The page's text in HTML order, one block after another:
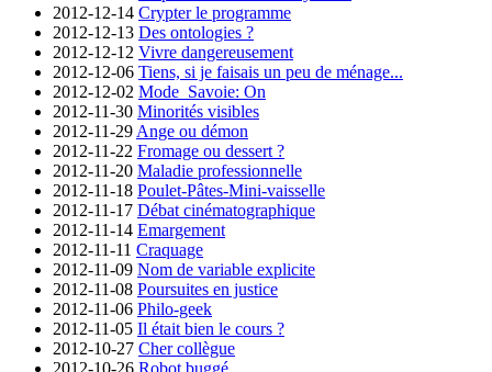
2012-12-14 Crypter le programme
2012-12-13 Des ontologies ?
2012-12-12 Vivre dangereusement
2012-12-06 Tiens, si je faisais un peu de ménage...
2012-12-02 Mode_Savoie: On
2012-11-30 Minorités visibles
2012-11-29 Ange ou démon
2012-11-22 Fromage ou dessert ?
2012-11-20 Maladie professionnelle
2012-11-18 Poulet-Pâtes-Mini-vaisselle
2012-11-17 Débat cinématographique
2012-11-14 Emargement
2012-11-11 Craquage
2012-11-09 Nom de variable explicite
2012-11-08 Poursuites en justice
2012-11-06 Philo-geek
2012-11-05 Il était bien le cours ?
2012-10-27 Cher collègue
2012-10-26 Robot buggé